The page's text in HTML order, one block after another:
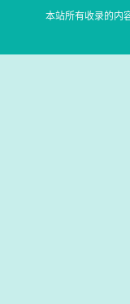
本站所有收录的内